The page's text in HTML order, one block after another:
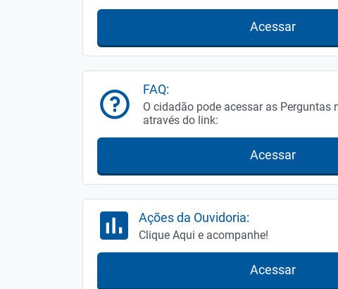
Acessar
FAQ:
O cidadão pode acessar as Perguntas
através do link:
Acessar
Ações da Ouvidoria:
Clique Aqui e acompanhe!
Acessar